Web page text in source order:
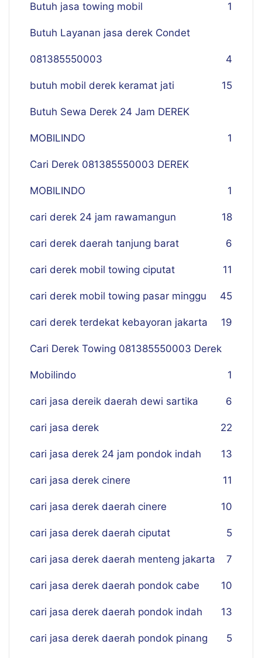
Butuh jasa towing mobil 1
Butuh Layanan jasa derek Condet
081385550003 4
butuh mobil derek keramat jati 15
Butuh Sewa Derek 24 Jam DEREK
MOBILINDO 1
Cari Derek 081385550003 DEREK
MOBILINDO 1
cari derek 24 jam rawamangun 18
cari derek daerah tanjung barat 6
cari derek mobil towing ciputat 11
cari derek mobil towing pasar minggu 45
cari derek terdekat kebayoran jakarta 19
Cari Derek Towing 081385550003 Derek
Mobilindo 1
cari jasa dereik daerah dewi sartika 6
cari jasa derek 22
cari jasa derek 24 jam pondok indah 13
cari jasa derek cinere 11
cari jasa derek daerah cinere 10
cari jasa derek daerah ciputat 5
cari jasa derek daerah menteng jakarta 7
cari jasa derek daerah pondok cabe 10
cari jasa derek daerah pondok indah 13
cari jasa derek daerah pondok pinang 5